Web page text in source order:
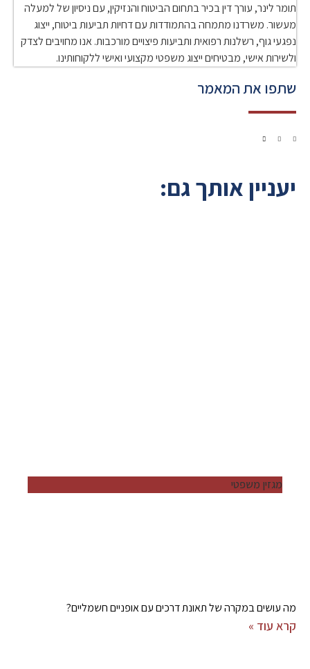
תומר לינר, עורך דין בכיר בתחום הביטוח והנזיקין, עם ניסיון של למעלה
מעשור. משרדנו מתמחה בהתמודדות עם דחיות תביעות ביטוח, ייצוג
נפגעי גוף, רשלנות רפואית ותביעות פיצויים מורכבות. אנו מחויבים לצדק
ולשירות אישי, מבטיחים ייצוג משפטי מקצועי ואישי ללקוחותינו.
שתפו את המאמר
יעניין אותך גם:
מגזין משפטי
מה עושים במקרה של תאונת דרכים עם אופניים חשמליים?
קרא עוד »